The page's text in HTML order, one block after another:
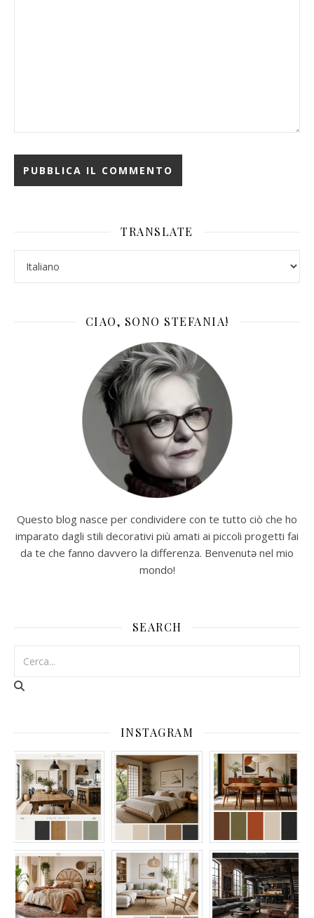
TRANSLATE
CIAO, SONO STEFANIA!
Questo blog nasce per condividere con te tutto ciò che ho
imparato dagli stili decorativi più amati ai piccoli progetti fai
da te che fanno davvero la differenza. Benvenutə nel mio
mondo!
SEARCH
INSTAGRAM